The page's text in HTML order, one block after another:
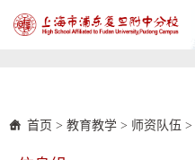
首页 > 教育教学 > 师资队伍 >